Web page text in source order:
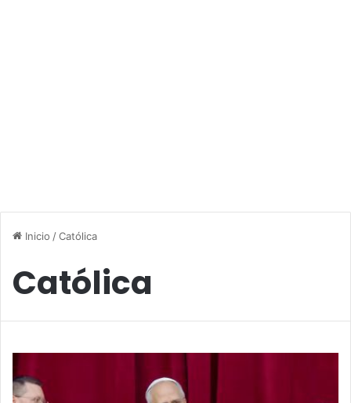
Inicio /Católica
Católica